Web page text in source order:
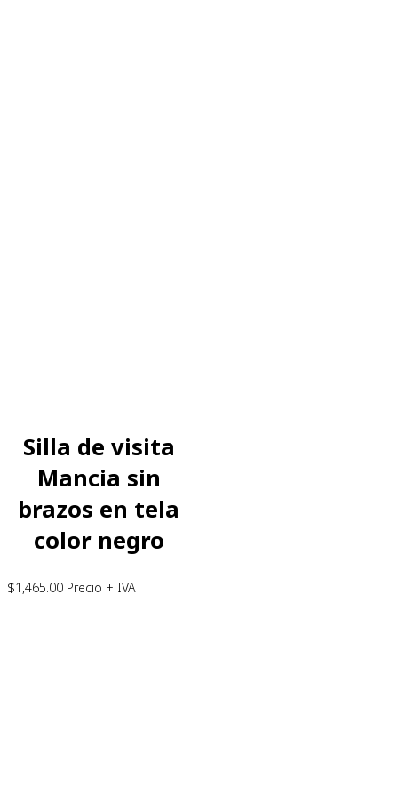
Silla de visita
Mancia sin
brazos en tela
color negro
$1,465.00 Precio + IVA